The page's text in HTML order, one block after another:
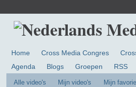
Home Cross Media Congres
Agenda
Blogs Groepen RSS
Alle video's Mijn video's Mijn